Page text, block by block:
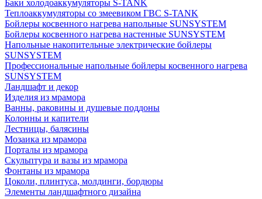
Баки холодоаккумуляторы S-TANK
Теплоаккумуляторы со змеевиком ГВС S-TANK
Бойлеры косвенного нагрева напольные SUNSYSTEM
Бойлеры косвенного нагрева настенные SUNSYSTEM
Напольные накопительные электрические бойлеры
SUNSYSTEM
Профессиональные напольные бойлеры косвенного нагрева
SUNSYSTEM
Ландшафт и декор
Изделия из мрамора
Ванны, раковины и душевые поддоны
Колонны и капители
Лестницы, балясины
Мозаика из мрамора
Порталы из мрамора
Скульптура и вазы из мрамора
Фонтаны из мрамора
Цоколи, плинтуса, молдинги, бордюры
Элементы ландшафтного дизайна